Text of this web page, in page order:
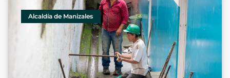
Alcaldía de Manizales